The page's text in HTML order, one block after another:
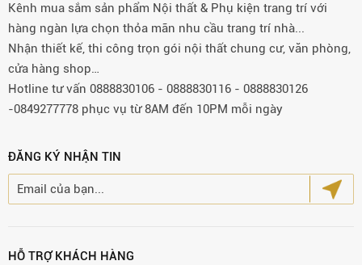
Kênh mua sắm sản phẩm Nội thất & Phụ kiện trang trí với
hàng ngàn lựa chọn thỏa mãn nhu cầu trang trí nhà...
Nhận thiết kế, thi công trọn gói nội thất chung cư, văn phòng,
cửa hàng shop…
Hotline tư vấn 0888830106 - 0888830116 - 0888830126
-0849277778 phục vụ từ 8AM đến 10PM mỗi ngày
ĐĂNG KÝ NHẬN TIN
HỖ TRỢ KHÁCH HÀNG